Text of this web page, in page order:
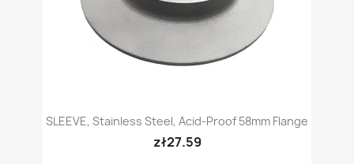
SLEEVE, Stainless Steel, Acid-Proof 58mm Flange
zł27.59